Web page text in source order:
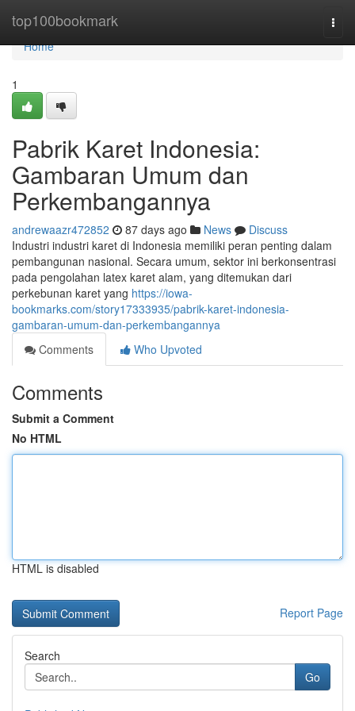
top100bookmark
Home
Home
1
Pabrik Karet Indonesia:
Gambaran Umum dan
Perkembangannya
andrewaazr472852 87 days ago News
Discuss
Industri industri karet di Indonesia memiliki peran penting dalam
pembangunan nasional. Secara umum, sektor ini berkonsentrasi
pada pengolahan latex karet alam, yang ditemukan dari
perkebunan karet yang https://iowa-
bookmarks.com/story17333935/pabrik-karet-indonesia-
gambaran-umum-dan-perkembangannya
Comments
Who Upvoted
Comments
Submit a Comment
No HTML
HTML is disabled
Report Page
Search
Go